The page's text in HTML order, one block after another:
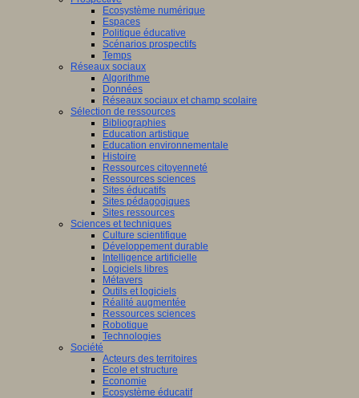
Ecosystème numérique
Espaces
Politique éducative
Scénarios prospectifs
Temps
Réseaux sociaux
Algorithme
Données
Réseaux sociaux et champ scolaire
Sélection de ressources
Bibliographies
Education artistique
Education environnementale
Histoire
Ressources citoyenneté
Ressources sciences
Sites éducatifs
Sites pédagogiques
Sites ressources
Sciences et techniques
Culture scientifique
Développement durable
Intelligence artificielle
Logiciels libres
Métavers
Outils et logiciels
Réalité augmentée
Ressources sciences
Robotique
Technologies
Société
Acteurs des territoires
Ecole et structure
Economie
Ecosystème éducatif